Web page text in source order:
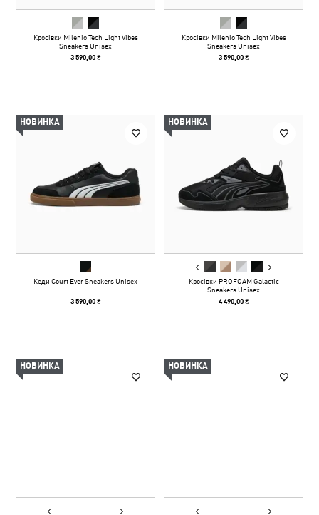
Кросівки Milenio Tech Light Vibes
Sneakers Unisex
3 590,00 ₴
Кросівки Milenio Tech Light Vibes
Sneakers Unisex
3 590,00 ₴
НОВИНКА
Кеди Court Ever Sneakers Unisex
3 590,00 ₴
НОВИНКА
Кросівки PROFOAM Galactic
Sneakers Unisex
4 490,00 ₴
НОВИНКА НОВИНКА